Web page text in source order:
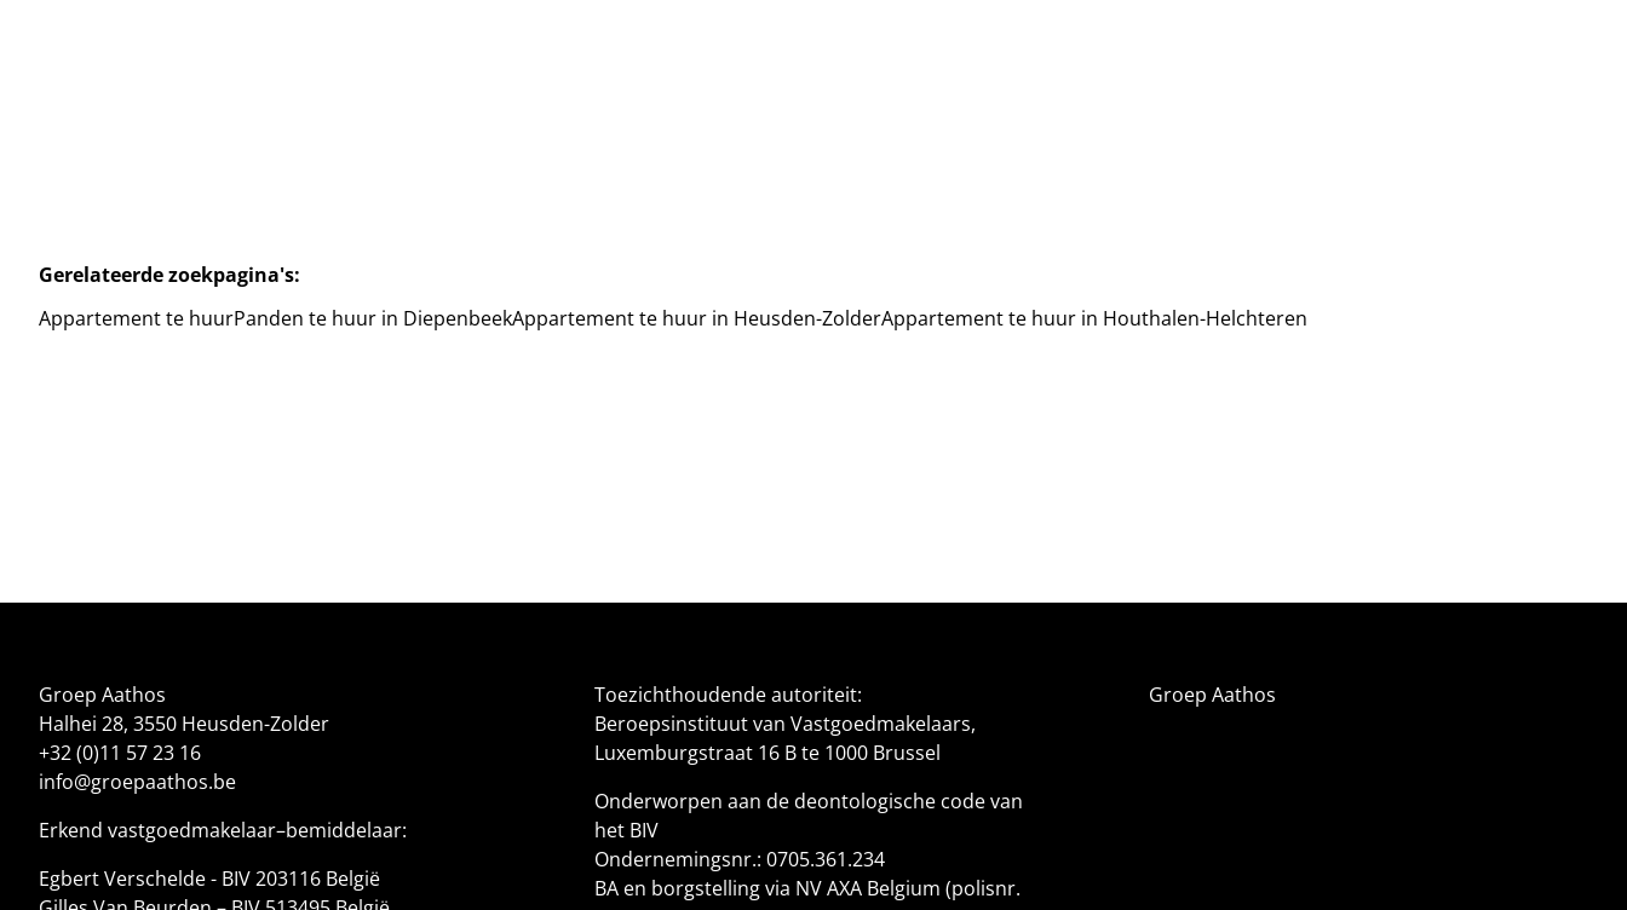
Gerelateerde zoekpagina's:
Appartement te huurPanden te huur in DiepenbeekAppartement te huur in Heusden-ZolderAppartement te huur in Houthalen-Helchteren
Groep Aathos
Halhei 28, 3550 Heusden-Zolder
+32 (0)11 57 23 16
info@groepaathos.be
Erkend vastgoedmakelaar–bemiddelaar:
Egbert Verschelde - BIV 203116 België
Toezichthoudende autoriteit:
Beroepsinstituut van Vastgoedmakelaars,
Luxemburgstraat 16 B te 1000 Brussel
Onderworpen aan dedeontologische code van
het BIV
Ondernemingsnr.: 0705.361.234
BA en borgstelling via NV AXA Belgium (polisnr.
Groep Aathos